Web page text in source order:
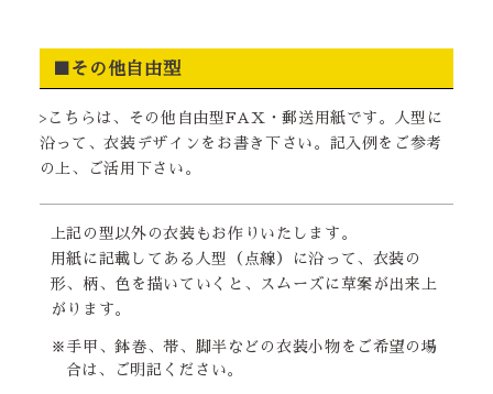
■その他自由型
>こちらは、その他自由型FAX・郵送用紙です。人型に
沿って、衣装デザインをお書き下さい。記入例をご参考
の上、ご活用下さい。
上記の型以外の衣装もお作りいたします。
用紙に記載してある人型（点線）に沿って、衣装の
形、柄、色を描いていくと、スムーズに草案が出来上
がります。
※手甲、鉢巻、帯、脚半などの衣装小物をご希望の場
合は、ご明記ください。